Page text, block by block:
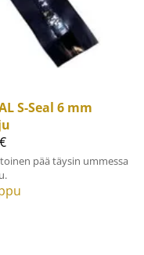
S-Seal 6 mm
pää täysin ummessa